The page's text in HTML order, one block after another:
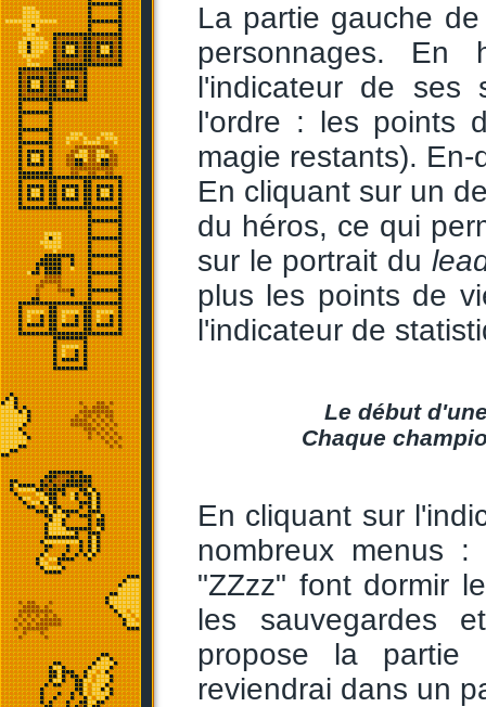
La partie gauche
personnages.
l'indicateur de ses
l'ordre : les points
magie restants).
En cliquant sur un
du héros, ce qui
sur le portrait du
plus les points de
l'indicateur de
Le début
Chaque
En cliquant sur
nombreux menus
"ZZzz" font dormir
les sauvegardes
propose la partie
reviendrai dans un